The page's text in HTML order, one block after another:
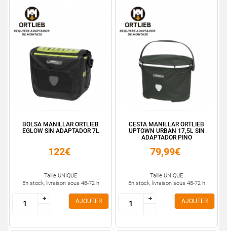
BOLSA MANILLAR ORTLIEB
EGLOW SIN ADAPTADOR 7L
122€
Taille UNIQUE
En stock, livraison sous 48-72 h
+
-
+
-
AJOUTER
CESTA MANILLAR ORTLIEB
UPTOWN URBAN 17,5L SIN
ADAPTADOR PINO
79,99€
Taille UNIQUE
En stock, livraison sous 48-72 h
+
-
+
-
AJOUTER